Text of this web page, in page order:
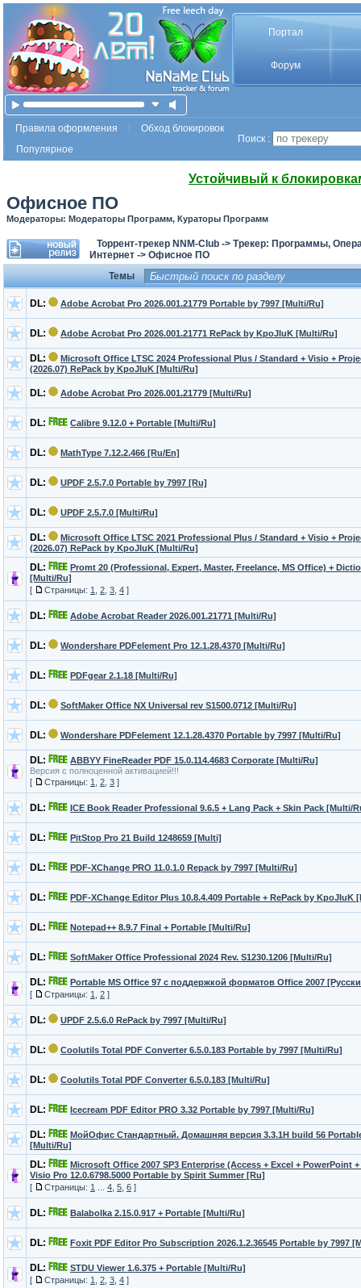
Портал
Форум
Правила оформления
Обход блокировок
Популярное
Поиск :
Устойчивый к
Офисное ПО
Модераторы: Модераторы Программ, Кураторы Программ
Торрент-трекер NNM-Club -> Трекер: Программы,
Интернет -> Офисное ПО
Темы
DL: Adobe Acrobat Pro 2026.001.21779 Portable by 7997 [Multi/Ru]
DL: Adobe Acrobat Pro 2026.001.21771 RePack by KpoJIuK [Multi/Ru]
DL:
Microsoft Office LTSC 2024 Professional Plus / Standard + Visio +
(2026.07) RePack by KpoJIuK [Multi/Ru]
DL: Adobe Acrobat Pro 2026.001.21779 [Multi/Ru]
DL: Calibre 9.12.0 + Portable [Multi/Ru]
DL: MathType 7.12.2.466 [Ru/En]
DL: UPDF 2.5.7.0 Portable by 7997 [Ru]
DL: UPDF 2.5.7.0 [Multi/Ru]
DL:
Microsoft Office LTSC 2021 Professional Plus / Standard + Visio +
(2026.07) RePack by KpoJIuK [Multi/Ru]
DL:
Promt 20 (Professional, Expert, Master, Freelance, MS Office) +
[Multi/Ru]
[
Страницы: 1 2 3 4 ]
DL: Adobe Acrobat Reader 2026.001.21771 [Multi/Ru]
DL: Wondershare PDFelement Pro 12.1.28.4370 [Multi/Ru]
DL: PDFgear 2.1.18 [Multi/Ru]
DL: SoftMaker Office NX Universal rev S1500.0712 [Multi/Ru]
DL: Wondershare PDFelement 12.1.28.4370 Portable by 7997 [Multi/Ru]
DL:
ABBYY FineReader PDF 15.0.114.4683 Corporate [Multi/Ru]
Версия с полноценной активацией!!!
[
Страницы: 1 2 3 ]
DL: ICE Book Reader Professional 9.6.5 + Lang Pack + Skin Pack [Multi/
DL: PitStop Pro 21 Build 1248659 [Multi]
DL: PDF-XChange PRO 11.0.1.0 Repack by 7997 [Multi/Ru]
DL: PDF-XChange Editor Plus 10.8.4.409 Portable + RePack by KpoJIuK
DL: Notepad++ 8.9.7 Final + Portable [Multi/Ru]
DL: SoftMaker Office Professional 2024 Rev. S1230.1206 [Multi/Ru]
DL:
Portable MS Office 97 c поддержкой форматов Office 2007
[
Страницы: 1 2 ]
DL: UPDF 2.5.6.0 RePack by 7997 [Multi/Ru]
DL: Coolutils Total PDF Converter 6.5.0.183 Portable by 7997 [Multi/Ru]
DL: Coolutils Total PDF Converter 6.5.0.183 [Multi/Ru]
DL: Icecream PDF Editor PRO 3.32 Portable by 7997 [Multi/Ru]
DL:
МойОфис Стандартный. Домашняя версия 3.3.1H build 56
[Multi/Ru]
DL:
Microsoft Office 2007 SP3 Enterprise (Access + Excel + PowerPoint
Visio Pro 12.0.6798.5000 Portable by Spirit Summer [Ru]
[
Страницы: 1 4 5 6 ]
DL: Balabolka 2.15.0.917 + Portable [Multi/Ru]
DL: Foxit PDF Editor Pro Subscription 2026.1.2.36545 Portable by 7997
DL:
STDU Viewer 1.6.375 + Portable [Multi/Ru]
[
Страницы: 1 2 3 4 ]